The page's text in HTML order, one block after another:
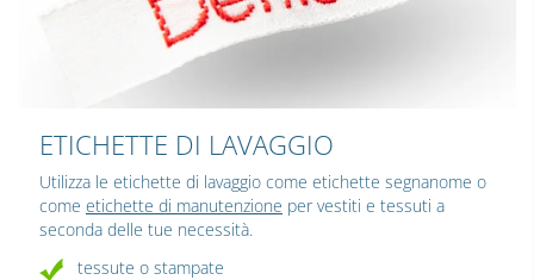
ETICHETTE DI LAVAGGIO
Utilizza le etichette di lavaggio come etichette segnanome o
come etichette di manutenzione per vestiti e tessuti a
seconda delle tue necessità.
tessute o stampate